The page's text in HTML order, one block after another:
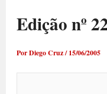
Edição nº
PorDiego Cruz/15/06/2005